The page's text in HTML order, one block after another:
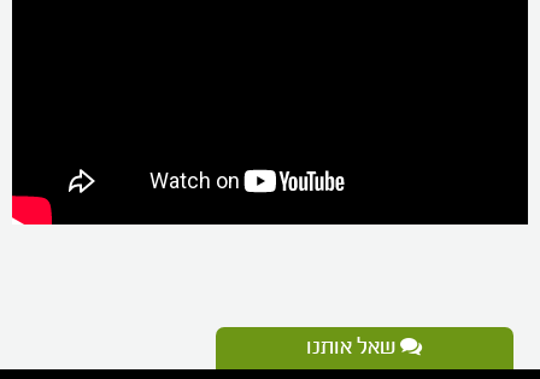
שאל אותנו